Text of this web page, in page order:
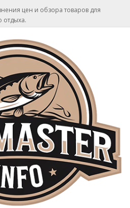
цен и обзора товаров для
отдыха.